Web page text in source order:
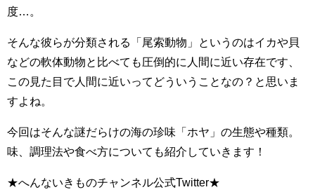
度…。
そんな彼らが分類される「尾索動物」というのはイカや貝
などの軟体動物と比べても圧倒的に人間に近い存在です、
この見た目で人間に近いってどういうことなの？と思いま
すよね。
今回はそんな謎だらけの海の珍味「ホヤ」の生態や種類。
味、調理法や食べ方についても紹介していきます！
★へんないきものチャンネル公式Twitter★